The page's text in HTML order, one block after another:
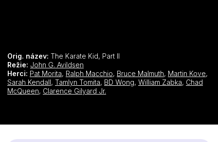
Orig. název: The Karate Kid, Part II
Režie: John G. Avildsen
Herci: Pat Morita, Ralph Macchio, Bruce Malmuth, Martin Kove,
Sarah Kendall, Tamlyn Tomita, BD Wong, William Zabka, Chad
McQueen, Clarence Gilyard Jr.